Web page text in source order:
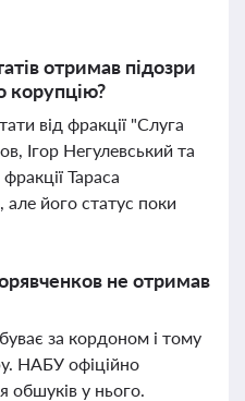
отримав підозри
корупцію?
від фракції "Слуга
Ігор Негулевський та
Тараса
його статус поки
не отримав
за кордоном і тому
НАБУ офіційно
обшуків у нього.